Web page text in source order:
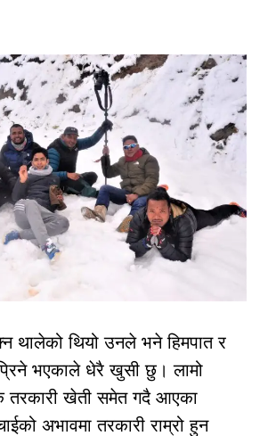
थालेको थियो उनले भने हिमपात र
भएकाले धेरै खुसी छु। लामो
तरकारी खेती समेत गदै आएका
अभावमा तरकारी राम्रो हुन